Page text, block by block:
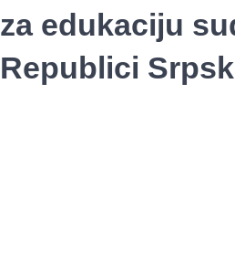
za edukaciju
Republici